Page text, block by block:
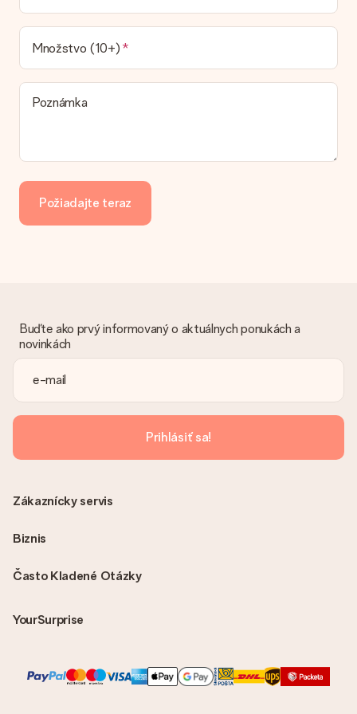
Aké možnosti doručenia môžem vybrať?
Momentálne nie je možné zvoliť si možnosť doručenia. Dar,
ktorý chcete objednať, je buď odoslaný ako balík alebo ako
doručenie poštovej schránky. Chcete vedieť, na ktorú
možnosť spadá vaša objednávka? Obráťte sa na náš
zákaznícky servis.
Ponúkame tieto spôsoby platby: iDeal, Paypal, kreditná karta,
manuálneho prevodu platby, prosím, vezmite do úvahy
dodatočný 3 dni na doručenie Vášho daru.
Je faktúra odoslaná spolu s objednávkou?
S objednávkou nie je odoslaná žiadna faktúra. Faktúru
svojom účte MySurprise. To znamená, že môžete mať dar
doručený priamo príjemcovi, čo z neho robí skutočné
prekvapenie!
Množstvo (10+)
Poznámka
Požiadajte teraz
Buďte ako prvý informovaný o aktuálnych ponukách a
novinkách
Prihlásiť sa!
Často Kladené Otázky
YourSurprise
Zákaznícky servis
Biznis